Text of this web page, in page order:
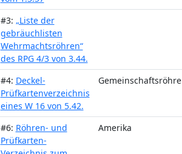
#3: „Liste der
gebräuchlisten
Wehrmachtsröhren“
des RPG 4/3 von 3.44.
#4: Deckel-
Prüfkartenverzeichnis
eines W 16 von 5.42.
#6: Röhren- und
Prüfkarten-
Amerika